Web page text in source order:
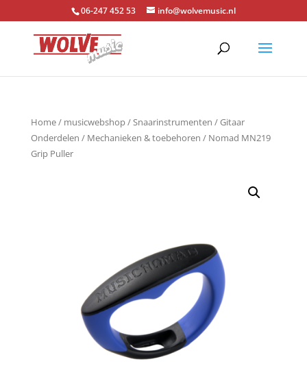
06-247 452 53 info@wolvemusic.nl
Home/ musicwebshop/Snaarinstrumenten /Gitaar
Onderdelen / Mechanieken & toebehoren / Nomad MN219
Grip Puller